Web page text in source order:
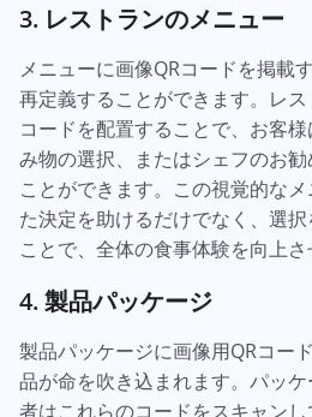
3. レストランのメニュー
メニューに画像QRコードを掲載
再定義することができます。レ
コードを配置することで、お客
み物の選択、またはシェフのお
ことができます。この視覚的な
た決定を助けるだけでなく、選
ことで、全体の食事体験を向上さ
4. 製品パッケージ
製品パッケージに画像用QRコー
品が命を吹き込まれます。パッ
者はこれらのコードをスキャン